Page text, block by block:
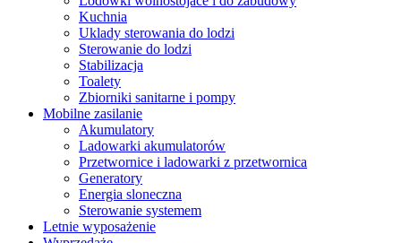
Kuchnia
Uklady sterowania do lodzi
Sterowanie do lodzi
Stabilizacja
Toalety
Zbiorniki sanitarne i pompy
Mobilne zasilanie
Akumulatory
Ladowarki akumulatorów
Przetwornice i ladowarki z przetwornica
Generatory
Energia sloneczna
Sterowanie systemem
Letnie wyposażenie